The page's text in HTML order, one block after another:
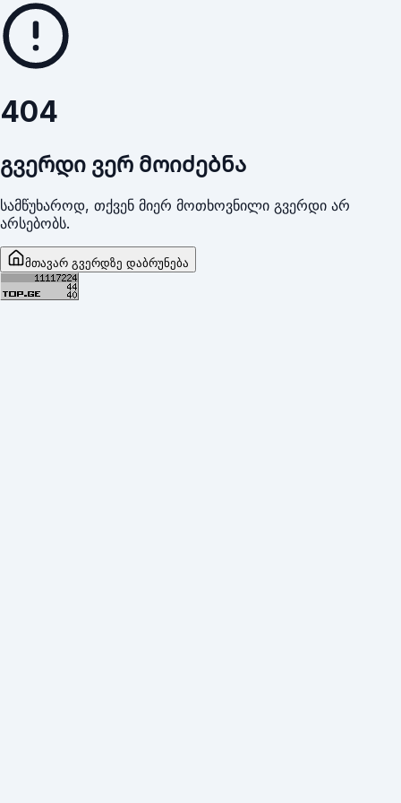
404
გვერდი ვერ მოიძებნა
სამწუხაროდ, თქვენ მიერ მოთხოვნილი გვერდი არ
არსებობს.
მთავარ გვერდზე დაბრუნება